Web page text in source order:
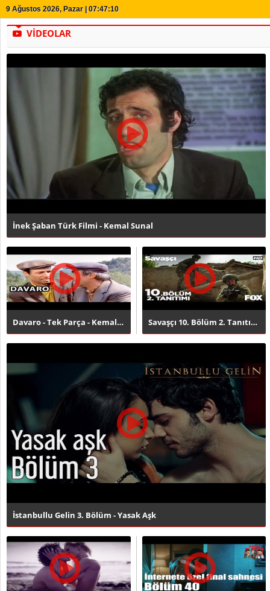
9 Ağustos 2026, Pazar | 07:47:11
VİDEOLAR
İnek Şaban Türk Filmi - Kemal Sunal
Davaro - Tek Parça - Kemal Sunal Savaşçı 10. Bölüm 2. Tanıtımı
İstanbullu Gelin 3. Bölüm - Yasak Aşk